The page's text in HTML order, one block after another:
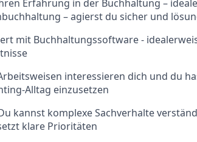
Erfahrung in der Buchhaltung –
– agierst du sicher und
mit Buchhaltungssoftware -
interessieren dich und du
Alltag einzusetzen
kannst komplexe Sachverhalte
klare Prioritäten